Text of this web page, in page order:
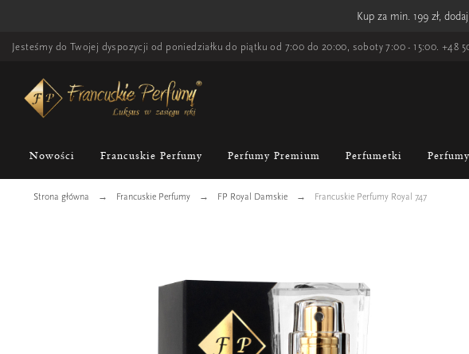
Kup za min. 199 zł,
Jesteśmy do Twojej dyspozycji od poniedziałku do piątku od 7:00 do 20:00, soboty 7:00 - 15:00. +48
Nowości Francuskie Perfumy Perfumy Premium Perfumetki
Strona główna Francuskie Perfumy FP Royal Damskie Francuskie Perfumy Royal 747